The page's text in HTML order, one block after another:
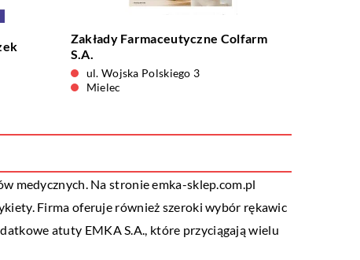
Zakłady Farmaceutyczne Colfarm
S.A.
ul. Wojska Polskiego 3
Mielec
medycznych. Na stronie emka-sklep.com.pl
Firma oferuje również szeroki wybór rękawic
atuty EMKA S.A., które przyciągają wielu